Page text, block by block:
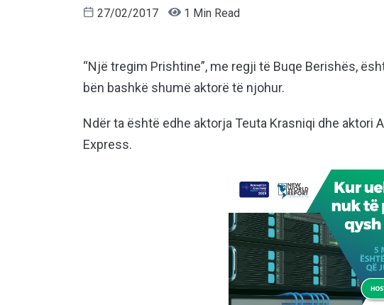
27/02/2017 1 Min Read
“Një tregim Prishtine”, me regji të Buqe Berishës,
bën bashkë shumë aktorë të njohur.
Ndër ta është edhe aktorja Teuta Krasniqi dhe aktori
Express.